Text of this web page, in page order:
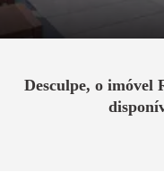
Desculpe, o imóvel